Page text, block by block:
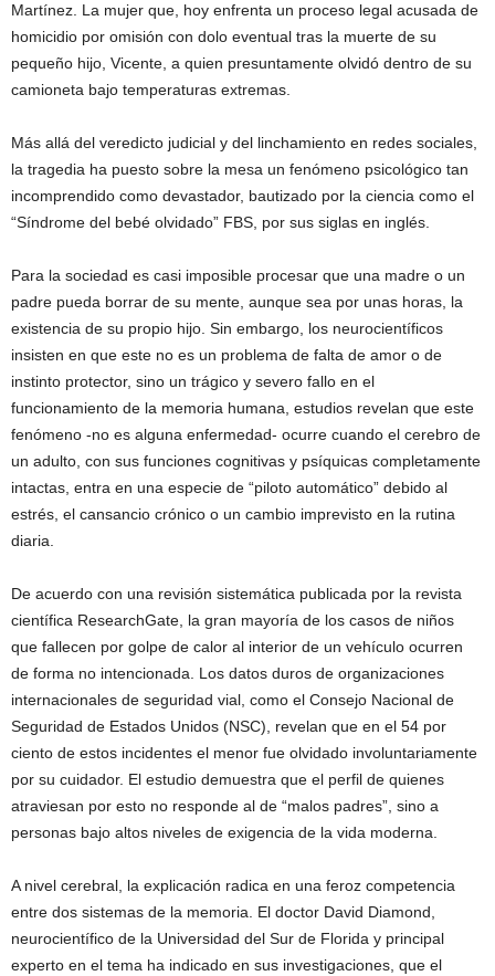
Martínez. La mujer que, hoy enfrenta un proceso legal acusada de
homicidio por omisión con dolo eventual tras la muerte de su
pequeño hijo, Vicente, a quien presuntamente olvidó dentro de su
camioneta bajo temperaturas extremas.
Más allá del veredicto judicial y del linchamiento en redes sociales,
la tragedia ha puesto sobre la mesa un fenómeno psicológico tan
incomprendido como devastador, bautizado por la ciencia como el
“Síndrome del bebé olvidado” FBS, por sus siglas en inglés.
Para la sociedad es casi imposible procesar que una madre o un
padre pueda borrar de su mente, aunque sea por unas horas, la
existencia de su propio hijo. Sin embargo, los neurocientíficos
insisten en que este no es un problema de falta de amor o de
instinto protector, sino un trágico y severo fallo en el
funcionamiento de la memoria humana, estudios revelan que este
fenómeno -no es alguna enfermedad- ocurre cuando el cerebro de
un adulto, con sus funciones cognitivas y psíquicas completamente
intactas, entra en una especie de “piloto automático” debido al
estrés, el cansancio crónico o un cambio imprevisto en la rutina
diaria.
De acuerdo con una revisión sistemática publicada por la revista
científica ResearchGate, la gran mayoría de los casos de niños
que fallecen por golpe de calor al interior de un vehículo ocurren
de forma no intencionada. Los datos duros de organizaciones
internacionales de seguridad vial, como el Consejo Nacional de
Seguridad de Estados Unidos (NSC), revelan que en el 54 por
ciento de estos incidentes el menor fue olvidado involuntariamente
por su cuidador. El estudio demuestra que el perfil de quienes
atraviesan por esto no responde al de “malos padres”, sino a
personas bajo altos niveles de exigencia de la vida moderna.
A nivel cerebral, la explicación radica en una feroz competencia
entre dos sistemas de la memoria. El doctor David Diamond,
neurocientífico de la Universidad del Sur de Florida y principal
experto en el tema ha indicado en sus investigaciones, que el